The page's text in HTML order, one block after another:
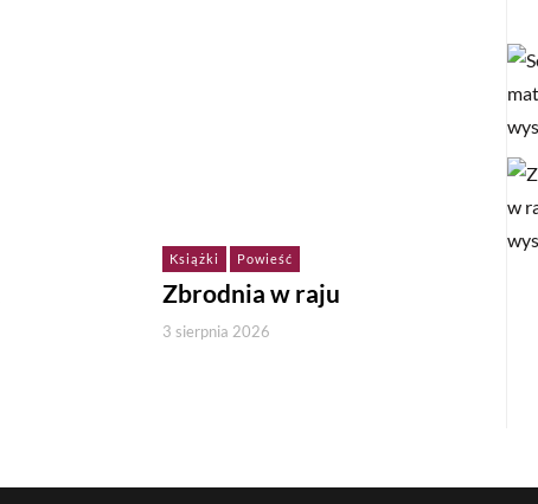
Książki Powieść
Zbrodnia w raju
3 sierpnia 2026